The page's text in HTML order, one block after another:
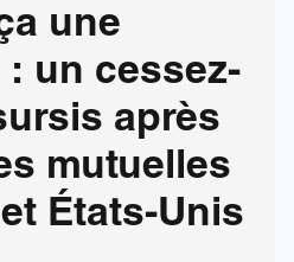
une
un cessez-
après
mutuelles
États-Unis